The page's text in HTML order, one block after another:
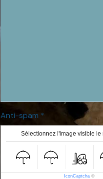
Anti-spam
Sélectionnez l'image visible le
IconCaptcha ©